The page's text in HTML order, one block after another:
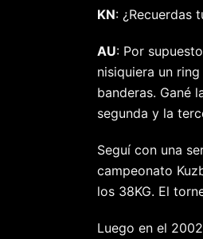
KN: ¿Recuerdas
AU: Por
nisiquiera un
banderas. Gané
segunda y la
Seguí con una
campeonato
los 38KG. El
Luego en el